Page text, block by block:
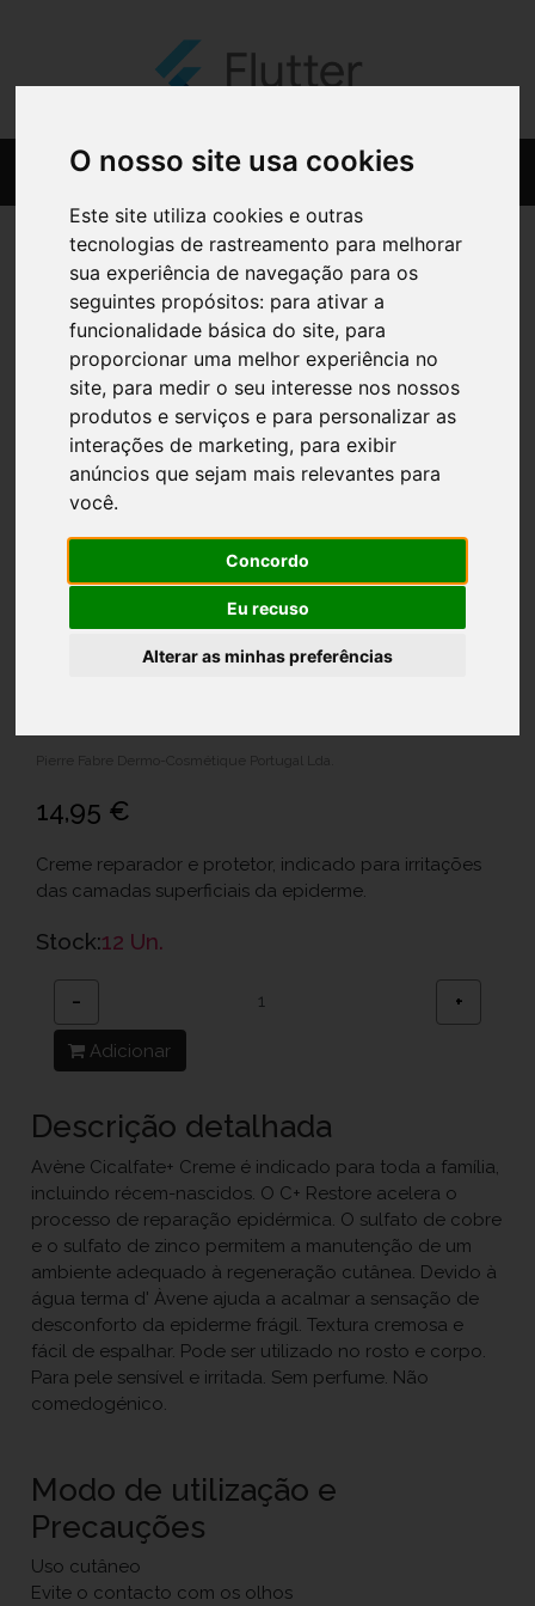
O nosso site usa cookies
Este site utiliza cookies e outras
tecnologias de rastreamento para melhorar
sua experiência de navegação para os
seguintes propósitos: para ativar a
funcionalidade básica do site, para
proporcionar uma melhor experiência no
site, para medir o seu interesse nos nossos
produtos e serviços e para personalizar as
interações de marketing, para exibir
anúncios que sejam mais relevantes para
você.
Concordo
Eu recuso
Alterar as minhas preferências
Pierre Fabre Dermo-Cosmétique Portugal Lda.
14,95 €
Creme reparador e protetor, indicado para irritações
das camadas superficiais da epiderme.
Stock:12 Un.
− +
Adicionar
Descrição detalhada
Avène Cicalfate+ Creme é indicado para toda a família,
incluindo récem-nascidos. O C+ Restore acelera o
processo de reparação epidérmica. O sulfato de cobre
e o sulfato de zinco permitem a manutenção de um
ambiente adequado à regeneração cutânea. Devido à
água terma d' Àvene ajuda a acalmar a sensação de
desconforto da epiderme frágil. Textura cremosa e
fácil de espalhar. Pode ser utilizado no rosto e corpo.
Para pele sensível e irritada. Sem perfume. Não
comedogénico.
Modo de utilização e
Precauções
Uso cutâneo
Evite o contacto com os olhos